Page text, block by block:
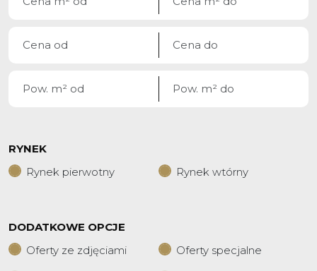
RYNEK
Rynek pierwotny
Rynek wtórny
DODATKOWE OPCJE
Oferty ze zdjęciami
Oferty specjalne